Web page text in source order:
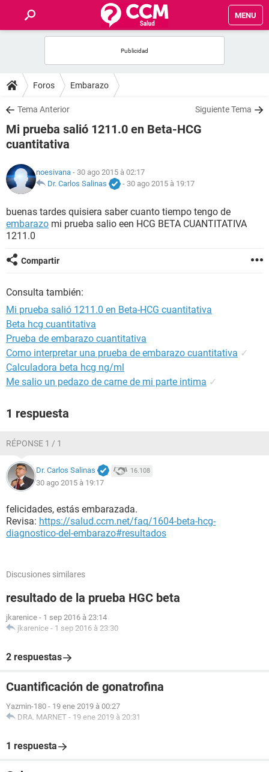
MENU
FORUMS
SALUD
FAMILIA
NUTRICIÓN
SEXUALIDAD
GLOSARIO
Foros Embarazo
Tema Anterior Siguiente Tema
Mi prueba salió 1211.0 en Beta-HCG
cuantitativa
noesivana - 30 ago 2015 à 02:17
Dr. Carlos Salinas
- 30 ago 2015 à 19:17
buenas tardes quisiera saber cuanto tiempo tengo de
embarazo mi prueba salio een HCG BETA CUANTITATIVA
1211.0
Compartir
Consulta también:
Mi prueba salió 1211.0 en Beta-HCG cuantitativa
Beta hcg cuantitativa
Prueba de embarazo cuantitativa
Como interpretar una prueba de embarazo cuantitativa ✓
Calculadora beta hcg ng/ml
Me salio un pedazo de carne de mi parte intima ✓
1 respuesta
RÉPONSE 1 / 1
Dr. Carlos Salinas 16.108
30 ago 2015 à 19:17
felicidades, estás embarazada.
Revisa: https://salud.ccm.net/faq/1604-beta-hcg-
diagnostico-del-embarazo#resultados
Discusiones similares
resultado de la prueba HGC beta
jkarenice - 1 sep 2016 à 23:14
jkarenice - 1 sep 2016 à 23:30
2 respuestas
Cuantificación de gonatrofina
Yazmin-180 - 19 ene 2019 à 00:27
DRA. MARNET - 19 ene 2019 à 20:31
1 respuesta